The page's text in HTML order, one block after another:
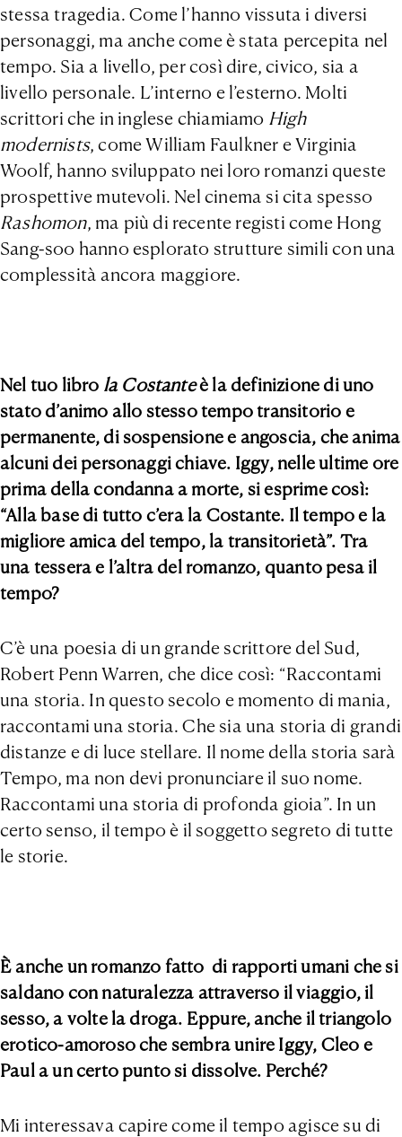
stessa tragedia. Come l’hanno vissuta i diversi
personaggi, ma anche come è stata percepita nel
tempo. Sia a livello, per così dire, civico, sia a
livello personale. L’interno e l’esterno. Molti
scrittori che in inglese chiamiamo High
modernists, come William Faulkner e Virginia
Woolf, hanno sviluppato nei loro romanzi queste
prospettive mutevoli. Nel cinema si cita spesso
Rashomon, ma più di recente registi come Hong
Sang-soo hanno esplorato strutture simili con una
complessità ancora maggiore.
Nel tuo libro la Costanteè la definizione di uno
stato d’animo allo stesso tempo transitorio e
permanente, di sospensione e angoscia, che anima
alcuni dei personaggi chiave. Iggy, nelle ultime ore
prima della condanna a morte, si esprime così:
“Alla base di tutto c’era la Costante. Il tempo e la
migliore amica del tempo, la transitorietà”. Tra
una tessera e l’altra del romanzo, quanto pesa il
tempo?
C’è una poesia di un grande scrittore del Sud,
Robert Penn Warren, che dice così: “Raccontami
una storia. In questo secolo e momento di mania,
raccontami una storia. Che sia una storia di grandi
distanze e di luce stellare. Il nome della storia sarà
Tempo, ma non devi pronunciare il suo nome.
Raccontami una storia di profonda gioia”. In un
certo senso, il tempo è il soggetto segreto di tutte
le storie.
È anche un romanzo fatto di rapporti umani che si
saldano con naturalezza attraverso il viaggio, il
sesso, a volte la droga. Eppure, anche il triangolo
erotico-amoroso che sembra unire Iggy, Cleo e
Paul a un certo punto si dissolve. Perché?
Mi interessava capire come il tempo agisce su di